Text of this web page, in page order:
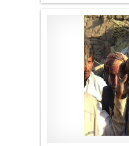
موقع لا الأخباري
.